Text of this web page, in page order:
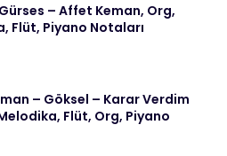
– Affet Keman, Org,
Flüt, Piyano Notaları
– Göksel – Karar Verdim
Flüt, Org, Piyano